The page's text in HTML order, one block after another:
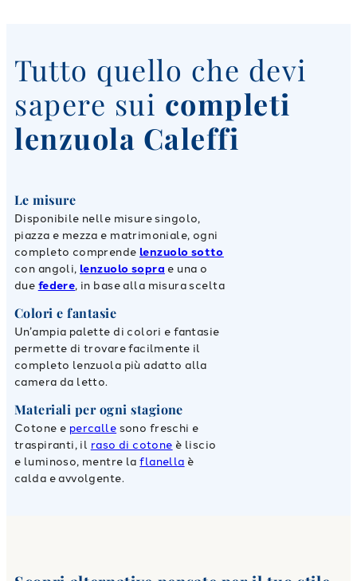
Tutto quello che devi
sapere sui completi
lenzuola Caleffi
Le misure
Disponibile nelle misure singolo,
piazza e mezza e matrimoniale, ogni
completo comprende lenzuolo sotto
con angoli, lenzuolo sopra e una o
due federe, in base alla misura scelta
Colori e fantasie
Un’ampia palette di colori e fantasie
permette di trovare facilmente il
completo lenzuola più adatto alla
camera da letto.
Materiali per ogni stagione
Cotone e percalle sono freschi e
traspiranti, il raso di cotone è liscio
e luminoso, mentre laflanella è
calda e avvolgente.